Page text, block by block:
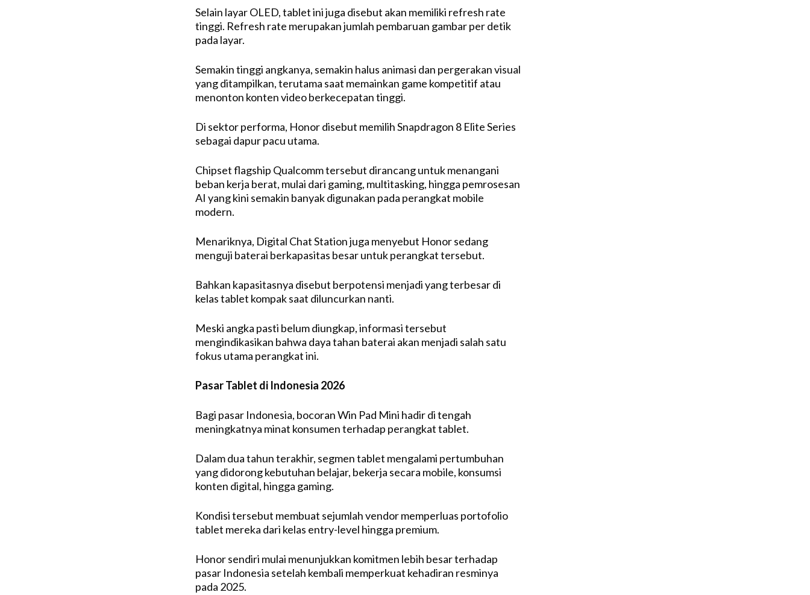
Selain layar OLED, tablet ini juga disebut akan memiliki refresh rate
tinggi. Refresh rate merupakan jumlah pembaruan gambar per detik
pada layar.
Semakin tinggi angkanya, semakin halus animasi dan pergerakan visual
yang ditampilkan, terutama saat memainkan game kompetitif atau
menonton konten video berkecepatan tinggi.
Di sektor performa, Honor disebut memilih Snapdragon 8 Elite Series
sebagai dapur pacu utama.
Chipset flagship Qualcomm tersebut dirancang untuk menangani
beban kerja berat, mulai dari gaming, multitasking, hingga pemrosesan
AI yang kini semakin banyak digunakan pada perangkat mobile
modern.
Menariknya, Digital Chat Station juga menyebut Honor sedang
menguji baterai berkapasitas besar untuk perangkat tersebut.
Bahkan kapasitasnya disebut berpotensi menjadi yang terbesar di
kelas tablet kompak saat diluncurkan nanti.
Meski angka pasti belum diungkap, informasi tersebut
mengindikasikan bahwa daya tahan baterai akan menjadi salah satu
fokus utama perangkat ini.
Pasar Tablet di Indonesia 2026
Bagi pasar Indonesia, bocoran Win Pad Mini hadir di tengah
meningkatnya minat konsumen terhadap perangkat tablet.
Dalam dua tahun terakhir, segmen tablet mengalami pertumbuhan
yang didorong kebutuhan belajar, bekerja secara mobile, konsumsi
konten digital, hingga gaming.
Kondisi tersebut membuat sejumlah vendor memperluas portofolio
tablet mereka dari kelas entry-level hingga premium.
Honor sendiri mulai menunjukkan komitmen lebih besar terhadap
pasar Indonesia setelah kembali memperkuat kehadiran resminya
pada 2025.